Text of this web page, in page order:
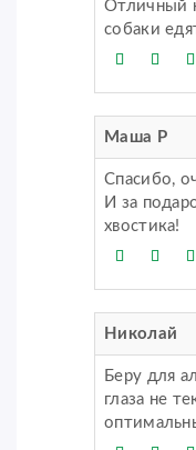
Отличный
собаки
Маша Р
Спасибо,
И за
хвостика!
Николай
Беру для
глаза не